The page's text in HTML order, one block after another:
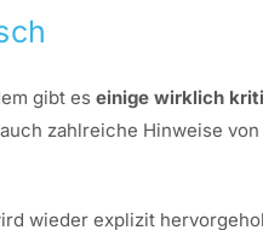
gibt es einige wirklich
zahlreiche Hinweise
wieder explizit